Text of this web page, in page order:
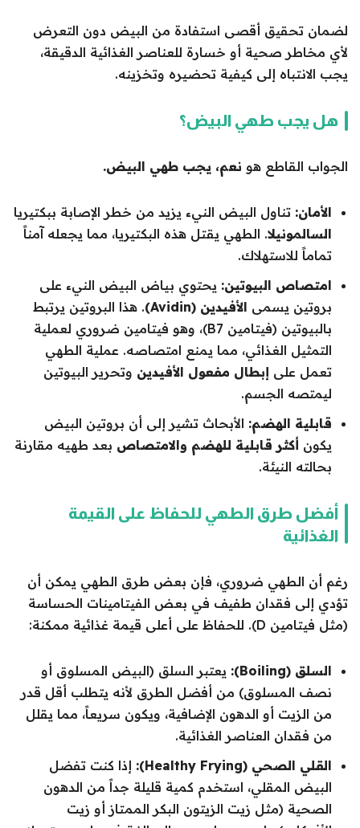
لضمان تحقيق أقصى استفادة من البيض دون التعرض
لأي مخاطر صحية أو خسارة للعناصر الغذائية الدقيقة،
يجب الانتباه إلى كيفية تحضيره وتخزينه.
هل يجب طهي البيض؟
الجواب القاطع هو نعم، يجب طهي البيض.
الأمان: تناول البيض النيء يزيد من خطر الإصابة ببكتيريا
السالمونيلا. الطهي يقتل هذه البكتيريا، مما يجعله آمناً
تماماً للاستهلاك.
امتصاص البيوتين: يحتوي بياض البيض النيء على
بروتين يسمى الأفيدين (Avidin)
. هذا البروتين يرتبط
بالبيوتين (فيتامين B7)، وهو فيتامين ضروري لعملية
التمثيل الغذائي، مما يمنع امتصاصه. عملية الطهي
تعمل على إبطال مفعول الأفيدين وتحرير البيوتين
ليمتصه الجسم.
قابلية الهضم: الأبحاث تشير إلى أن بروتين البيض
يكون أكثر قابلية للهضم والامتصاص بعد طهيه مقارنة
بحالته النيئة.
أفضل طرق الطهي للحفاظ على القيمة
الغذائية
رغم أن الطهي ضروري، فإن بعض طرق الطهي يمكن أن
تؤدي إلى فقدان طفيف في بعض الفيتامينات الحساسة
(مثل فيتامين D). للحفاظ على أعلى قيمة غذائية ممكنة:
السلق (Boiling):
يعتبر السلق (البيض المسلوق أو
نصف المسلوق) من أفضل الطرق لأنه يتطلب أقل قدر
من الزيت أو الدهون الإضافية، ويكون سريعاً، مما يقلل
من فقدان العناصر الغذائية.
القلي الصحي (Healthy Frying):
إذا كنت تفضل
البيض المقلي، استخدم كمية قليلة جداً من الدهون
الصحية (مثل زيت الزيتون البكر الممتاز أو زيت